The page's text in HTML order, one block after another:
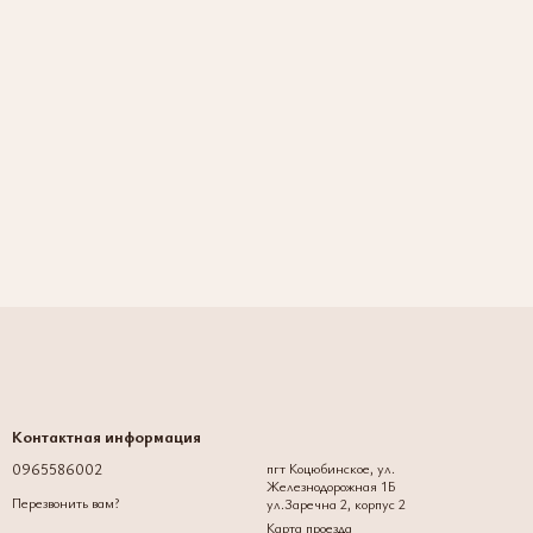
Контактная информация
0965586002
Перезвонить вам?
пгт Коцюбинское, ул.
Железнодорожная 1Б
ул.Заречна 2, корпус 2
Карта проезда